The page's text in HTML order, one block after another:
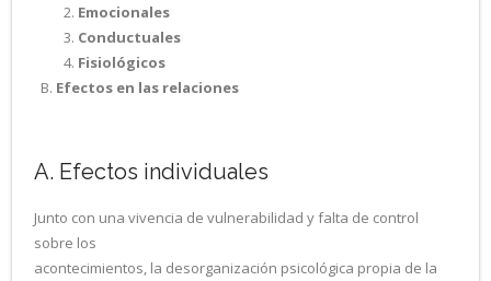
Emocionales
Conductuales
Fisiológicos
Efectos en las relaciones
A. Efectos individuales
Junto con una vivencia de vulnerabilidad y falta de control
sobre los
acontecimientos, la desorganización psicológica propia de la